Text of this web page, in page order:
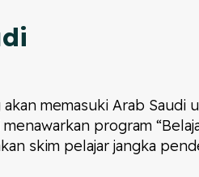
memasuki Arab
program
skim pelajar jangka